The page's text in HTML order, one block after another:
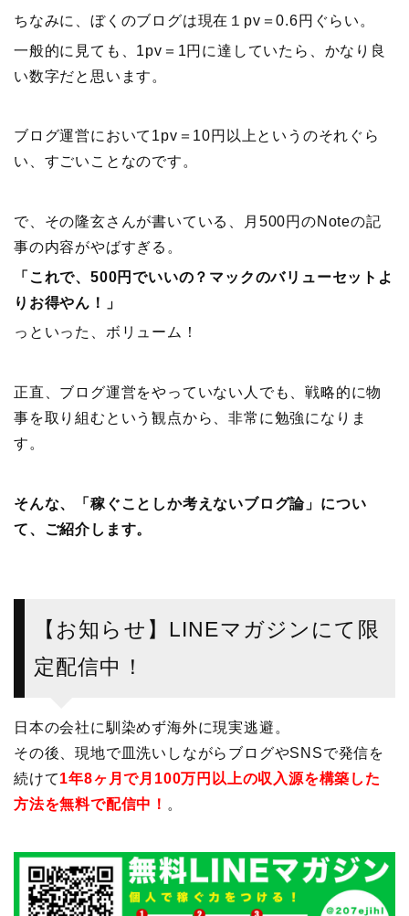
ちなみに、ぼくのブログは現在１pv＝0.6円ぐらい。
一般的に見ても、1pv＝1円に達していたら、かなり良
い数字だと思います。
ブログ運営において1pv＝10円以上というのそれぐら
い、すごいことなのです。
で、その隆玄さんが書いている、月500円のNoteの記
事の内容がやばすぎる。
「これで、500円でいいの？マックのバリューセットよ
りお得やん！」
っといった、ボリューム！
正直、ブログ運営をやっていない人でも、戦略的に物
事を取り組むという観点から、非常に勉強になりま
す。
そんな、「稼ぐことしか考えないブログ論」につい
て、ご紹介します。
【お知らせ】LINEマガジンにて限
定配信中！
日本の会社に馴染めず海外に現実逃避。
その後、現地で皿洗いしながらブログやSNSで発信を
続けて1年8ヶ月で月100万円以上の収入源を構築した
方法を無料で配信中！ 。